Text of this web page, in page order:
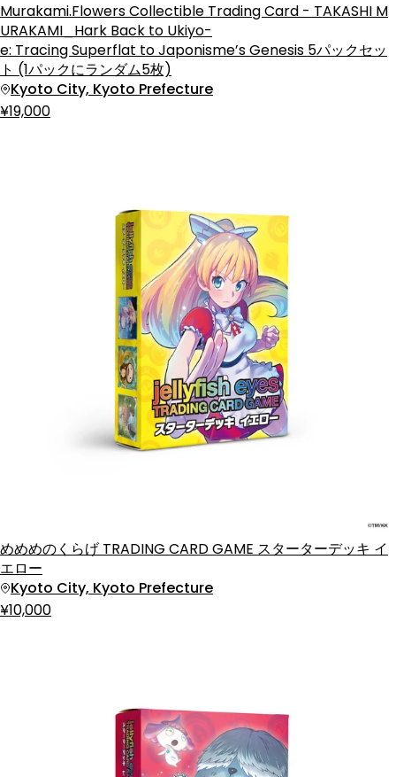
Murakami.Flowers Collectible Trading Card - TAKASHI M
URAKAMI_Hark Back to Ukiyo-
e: Tracing Superflat to Japonisme’s Genesis 5パックセッ
ト (1パックにランダム5枚)
Kyoto City, Kyoto Prefecture
¥19,000
めめめのくらげ TRADING CARD GAME スターターデッキ イ
エロー
Kyoto City, Kyoto Prefecture
¥10,000